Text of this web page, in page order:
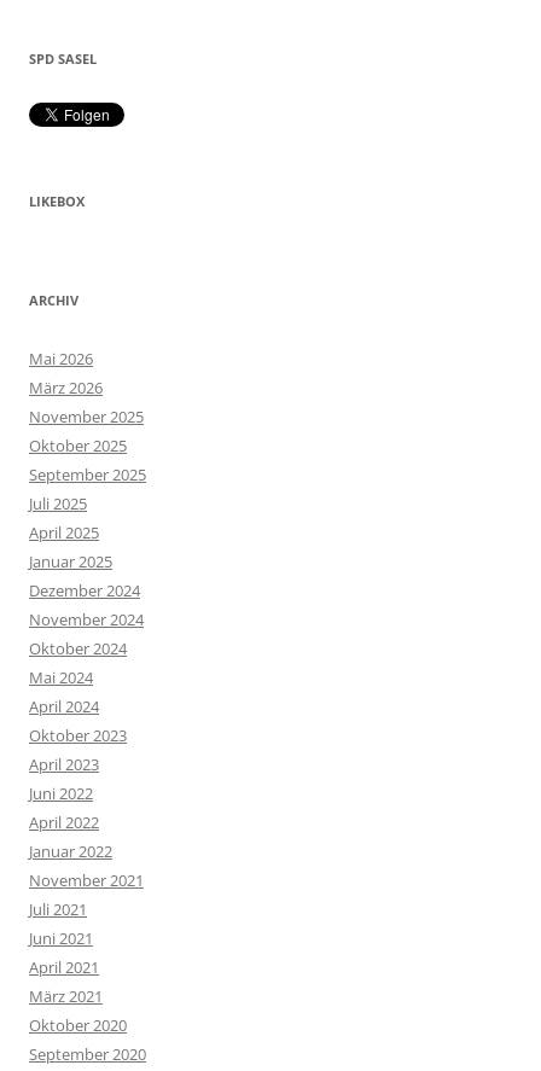
SPD SASEL
LIKEBOX
ARCHIV
Mai 2026
März 2026
November 2025
Oktober 2025
September 2025
Juli 2025
April 2025
Januar 2025
Dezember 2024
November 2024
Oktober 2024
Mai 2024
April 2024
Oktober 2023
April 2023
Juni 2022
April 2022
Januar 2022
November 2021
Juli 2021
Juni 2021
April 2021
März 2021
Oktober 2020
September 2020